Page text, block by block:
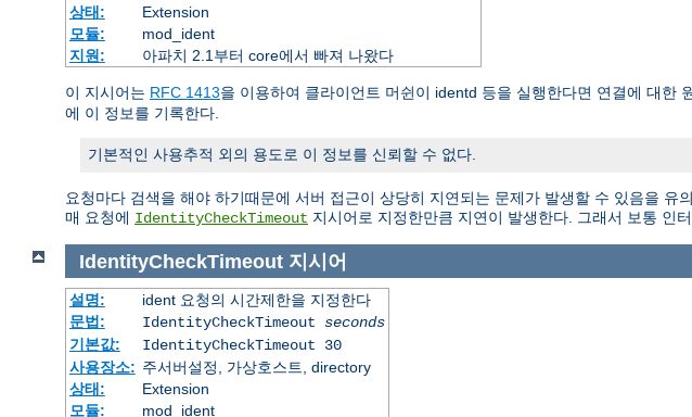
상태:
Extension
모듈:
mod_ident
지원:
아파치 2.1부터 core에서 빠져 나왔다
이 지시어는 RFC 1413을 이용하여 클라이언트 머쉰이 identd 등을 실행한다면 연결에 대한
에 이 정보를 기록한다.
기본적인 사용추적 외의 용도로 이 정보를 신뢰할 수 없다.
요청마다 검색을 해야 하기때문에 서버 접근이 상당히 지연되는 문제가 발생할 수 있음을
매 요청에 IdentityCheckTimeout 지시어로 지정한만큼 지연이 발생한다. 그래서 보통 인
IdentityCheckTimeout 지시어
설명:
ident 요청의 시간제한을 지정한다
문법:
IdentityCheckTimeout seconds
기본값:
IdentityCheckTimeout 30
사용장소: 주서버설정, 가상호스트, directory
상태:
Extension
모듈:
mod_ident